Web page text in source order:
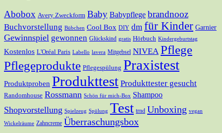
Abobox Avery Zweckform Baby Babypflege brandnooz
Buchvorstellung Bübchen Cool Box DIY dm für Kinder Garnier
Gewinnspiel gewonnen Glückskind gratis Hörbuch Kindergeburtstag
Kostenlos L'Oréal Paris Labello lavera Mitgebsel NIVEA Pflege
Pflegeprodukte Pflegespülung Praxistest
Produktproben Produkttest Produkttester gesucht
Randomhouse Rossmann Schön für mich-Box Shampoo
Shopvorstellung Spielzeug Spülung Test trnd Unboxing vegan
Wickelräume Zahncreme Überraschungsbox